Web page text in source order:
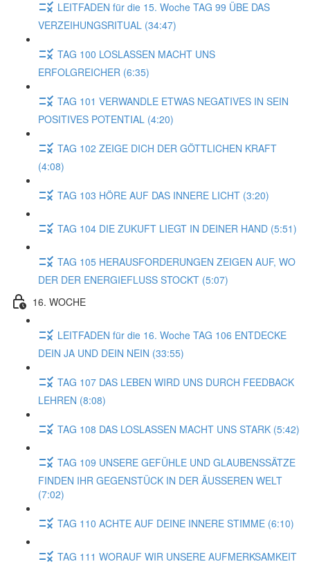
LEITFADEN für die 15. Woche TAG 99 ÜBE DAS
VERZEIHUNGSRITUAL (34:47)
TAG 100 LOSLASSEN MACHT UNS
ERFOLGREICHER (6:35)
TAG 101 VERWANDLE ETWAS NEGATIVES IN SEIN
POSITIVES POTENTIAL (4:20)
TAG 102 ZEIGE DICH DER GÖTTLICHEN KRAFT
(4:08)
TAG 103 HÖRE AUF DAS INNERE LICHT (3:20)
TAG 104 DIE ZUKUFT LIEGT IN DEINER HAND (5:51)
TAG 105 HERAUSFORDERUNGEN ZEIGEN AUF, WO
DER DER ENERGIEFLUSS STOCKT (5:07)
16. WOCHE
LEITFADEN für die 16. Woche TAG 106 ENTDECKE
DEIN JA UND DEIN NEIN (33:55)
TAG 107 DAS LEBEN WIRD UNS DURCH FEEDBACK
LEHREN (8:08)
TAG 108 DAS LOSLASSEN MACHT UNS STARK (5:42)
TAG 109 UNSERE GEFÜHLE UND GLAUBENSSÄTZE
FINDEN IHR GEGENSTÜCK IN DER ÄUSSEREN WELT
(7:02)
TAG 110 ACHTE AUF DEINE INNERE STIMME (6:10)
TAG 111 WORAUF WIR UNSERE AUFMERKSAMKEIT